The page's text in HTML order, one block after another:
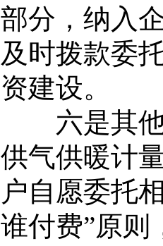
部分，纳入
及时拨款委
资建设。
六是其他
供气供暖计
户自愿委托
谁付费”原则